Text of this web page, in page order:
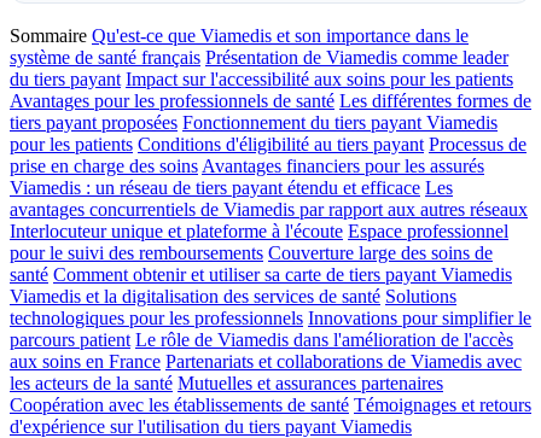
Sommaire Qu'est-ce que Viamedis et son importance dans le
système de santé français Présentation de Viamedis comme leader
du tiers payant Impact sur l'accessibilité aux soins pour les patients
Avantages pour les professionnels de santé Les différentes formes de
tiers payant proposées Fonctionnement du tiers payant Viamedis
pour les patients Conditions d'éligibilité au tiers payant Processus de
prise en charge des soins Avantages financiers pour les assurés
Viamedis : un réseau de tiers payant étendu et efficace Les
avantages concurrentiels de Viamedis par rapport aux autres réseaux
Interlocuteur unique et plateforme à l'écoute Espace professionnel
pour le suivi des remboursements Couverture large des soins de
santé Comment obtenir et utiliser sa carte de tiers payant Viamedis
Viamedis et la digitalisation des services de santé Solutions
technologiques pour les professionnels Innovations pour simplifier le
parcours patient Le rôle de Viamedis dans l'amélioration de l'accès
aux soins en France Partenariats et collaborations de Viamedis avec
les acteurs de la santé Mutuelles et assurances partenaires
Coopération avec les établissements de santé Témoignages et retours
d'expérience sur l'utilisation du tiers payant Viamedis